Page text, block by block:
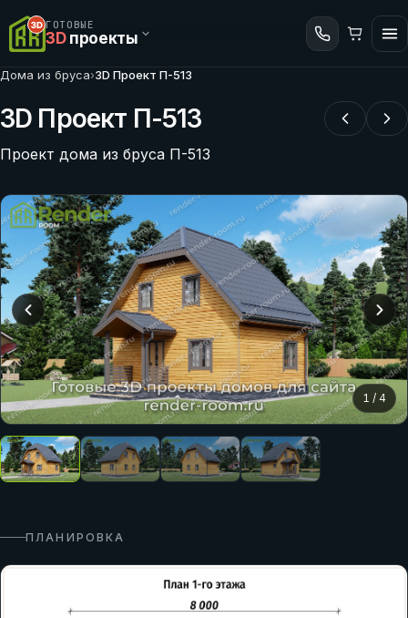
ГОТОВЫЕ
3Dпроекты
Дома из бруса›3D Проект П-513
3D Проект П-513
Проект дома из бруса П-513
1 / 4
ПЛАНИРОВКА